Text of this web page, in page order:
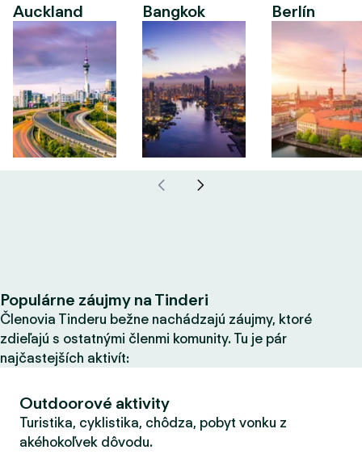
Auckland Bangkok Berlín
Populárne záujmy na Tinderi
Členovia Tinderu bežne nachádzajú záujmy, ktoré
zdieľajú s ostatnými členmi komunity. Tu je pár
najčastejších aktivít:
Outdoorové aktivity
Turistika, cyklistika, chôdza, pobyt vonku z
akéhokoľvek dôvodu.